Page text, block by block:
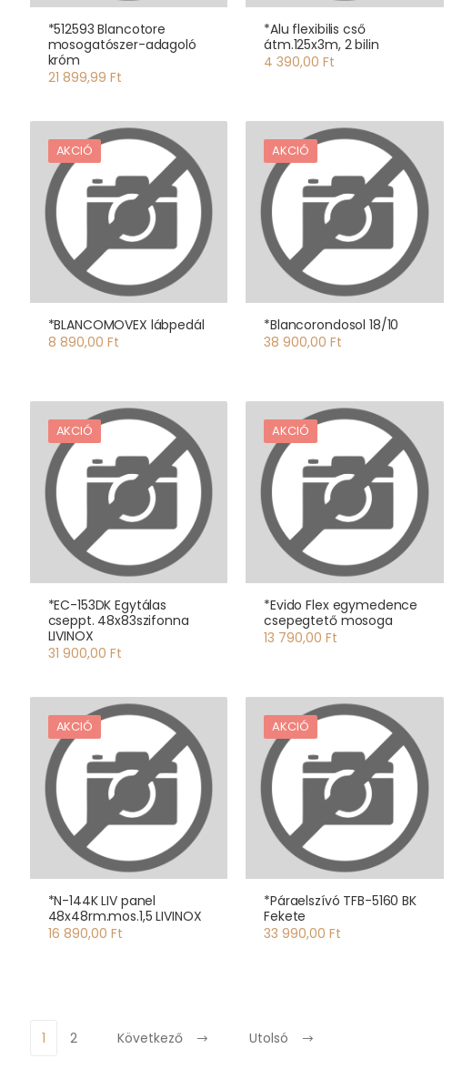
*512593 Blancotore
mosogatószer-adagoló
króm
21 899,99 Ft
*Alu flexibilis cső
átm.125x3m, 2 bilin
4 390,00 Ft
AKCIÓ
*BLANCOMOVEX lábpedál
8 890,00 Ft
AKCIÓ
*Blancorondosol 18/10
38 900,00 Ft
AKCIÓ
*EC-153DK Egytálas
cseppt. 48x83szifonna
LIVINOX
31 900,00 Ft
AKCIÓ
*Evido Flex egymedence
csepegtető mosoga
13 790,00 Ft
AKCIÓ
*N-144K LIV panel
48x48rm.mos.1,5 LIVINOX
16 890,00 Ft
AKCIÓ
*Páraelszívó TFB-5160 BK
Fekete
33 990,00 Ft
1 2 Következő Utolsó